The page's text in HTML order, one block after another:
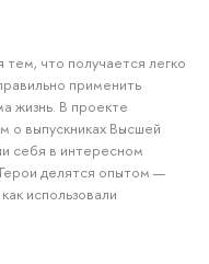
тем, что получается легко
применить
жизнь. В проекте
о выпускниках Высшей
себя в интересном
делятся опытом —
использовали